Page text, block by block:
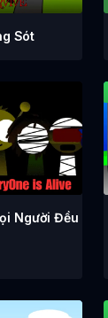
Sót
Người Đều